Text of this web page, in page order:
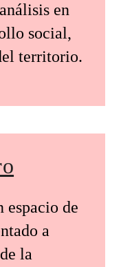
en
social,
territorio.
espacio de
a
la